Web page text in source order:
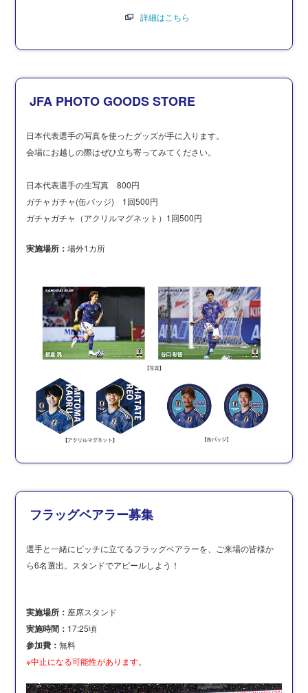
詳細はこちら
JFA PHOTO GOODS STORE
日本代表選手の写真を使ったグッズが手に入ります。
会場にお越しの際はぜひ立ち寄ってみてください。
日本代表選手の生写真 800円
ガチャガチャ(缶バッジ) 1回500円
ガチャガチャ（アクリルマグネット）1回500円
実施場所：場外1カ所
フラッグベアラー募集
選手と一緒にピッチに立てるフラッグベアラーを、ご来場の皆様か
ら6名選出。スタンドでアピールしよう！
実施場所： 座席スタンド
実施時間： 17:25頃
参加費：無料
※中止になる可能性があります。